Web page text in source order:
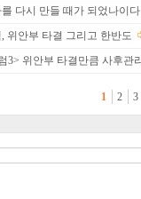
를 다시 만들 때가 되었나이
, 위안부 타결 그리고 한반도
3> 위안부 타결만큼 사후관
1 2 3